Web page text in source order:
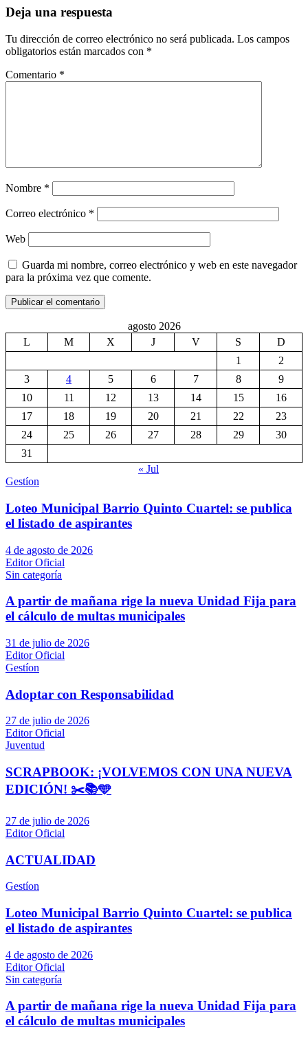
Deja una respuesta
Tu dirección de correo electrónico no será publicada. Los campos
obligatorios están marcados con *
Comentario *
Nombre *
Correo electrónico *
Web
Guarda mi nombre, correo electrónico y web en este navegador
para la próxima vez que comente.
agosto 2026
L
M X J V S
D
1
2
3
4 5 6 7 8
9
10
11 12 13 14 15
16
17
18 19 20 21 22
23
24
25 26 27 28 29
30
31
« Jul
Gestíon
Loteo Municipal Barrio Quinto Cuartel: se publica
el listado de aspirantes
4 de agosto de 2026
Editor Oficial
Sin categoría
A partir de mañana rige la nueva Unidad Fija para
el cálculo de multas municipales
31 de julio de 2026
Editor Oficial
Gestíon
Adoptar con Responsabilidad
27 de julio de 2026
Editor Oficial
Juventud
SCRAPBOOK: ¡VOLVEMOS CON UNA NUEVA
EDICIÓN! ✂️📚🩵
27 de julio de 2026
Editor Oficial
ACTUALIDAD
Gestíon
Loteo Municipal Barrio Quinto Cuartel: se publica
el listado de aspirantes
4 de agosto de 2026
Editor Oficial
Sin categoría
A partir de mañana rige la nueva Unidad Fija para
el cálculo de multas municipales